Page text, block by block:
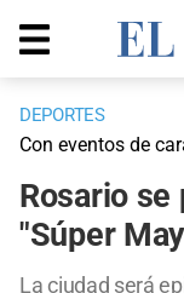
DEPORTES
Con eventos de
Rosario se
"Súper
La ciudad será